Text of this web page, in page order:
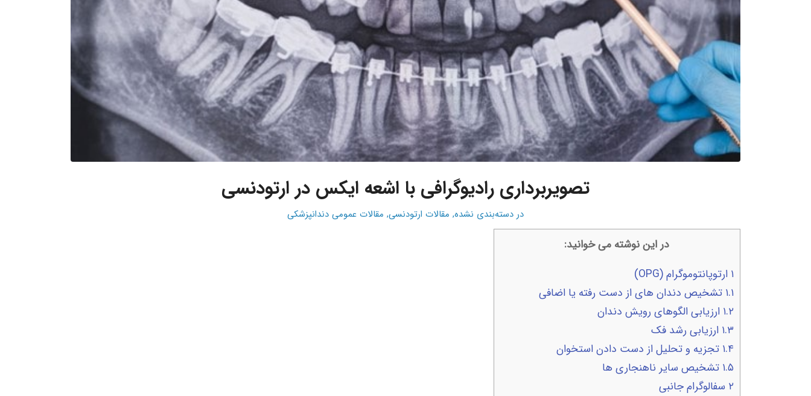
تصویربرداری رادیوگرافی با اشعه ایکس در ارتودنسی
در دسته‌بندی نشده, مقالات ارتودنسی, مقالات عمومی دندانپزشکی
در این نوشته می خوانید:
۱ ارتوپانتوموگرام (OPG)
۱.۱ تشخیص دندان های از دست رفته یا اضافی
۱.۲ ارزیابی الگوهای رویش دندان
۱.۳ ارزیابی رشد فک
۱.۴ تجزیه و تحلیل از دست دادن استخوان
۱.۵ تشخیص سایر ناهنجاری ها
۲ سفالوگرام جانبی